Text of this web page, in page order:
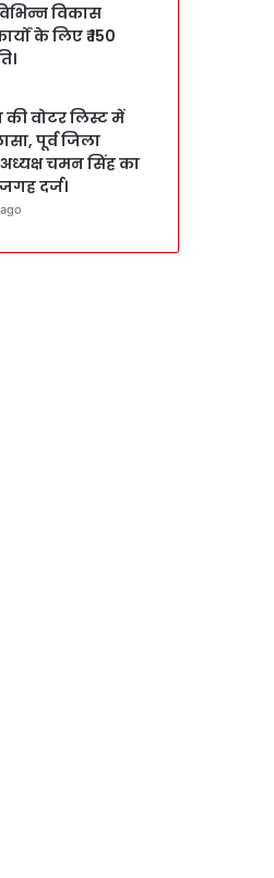
विकास
के लिए ₹ 150
की वोटर लिस्ट में
पूर्व जिला
चमन सिंह का
दर्ज।